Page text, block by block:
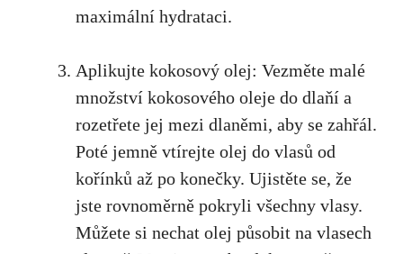
maximální hydrataci.
Aplikujte kokosový olej: Vezměte malé
množství kokosového oleje do dlaňí a
rozetřete jej mezi dlaněmi, aby se zahřál.
Poté jemně vtírejte olej do vlasů od
kořínků až po konečky. Ujistěte se, že
jste rovnoměrně pokryli všechny vlasy.
Můžete si nechat olej působit na vlasech